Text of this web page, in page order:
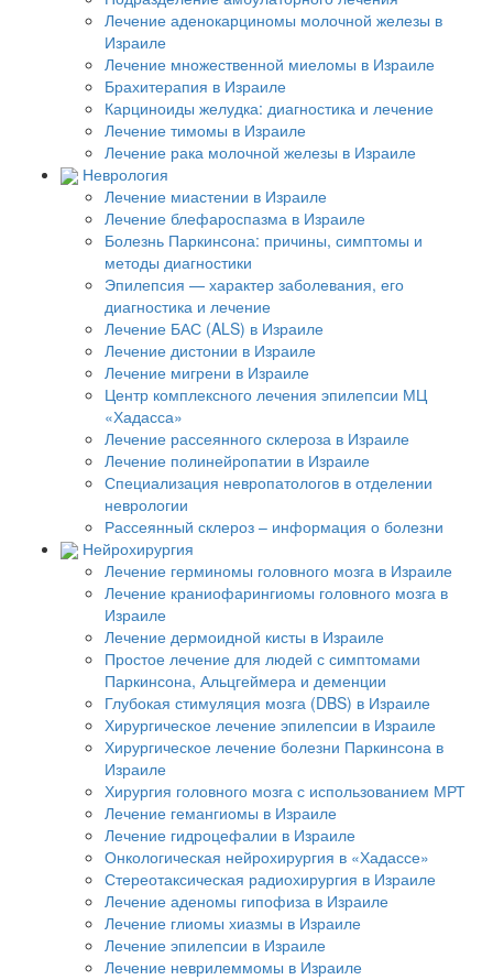
Лечение аденокарциномы молочной железы в
Израиле
Лечение множественной миеломы в Израиле
Брахитерапия в Израиле
Карциноиды желудка: диагностика и лечение
Лечение тимомы в Израиле
Лечение рака молочной железы в Израиле
Неврология
Лечение миастении в Израиле
Лечение блефароспазма в Израиле
Болезнь Паркинсона: причины, симптомы и
методы диагностики
Эпилепсия — характер заболевания, его
диагностика и лечение
Лечение БАС (ALS) в Израиле
Лечение дистонии в Израиле
Лечение мигрени в Израиле
Центр комплексного лечения эпилепсии МЦ
«Хадасса»
Лечение рассеянного склероза в Израиле
Лечение полинейропатии в Израиле
Специализация невропатологов в отделении
неврологии
Рассеянный склероз – информация о болезни
Нейрохирургия
Лечение герминомы головного мозга в Израиле
Лечение краниофарингиомы головного мозга в
Израиле
Лечение дермоидной кисты в Израиле
Простое лечение для людей с симптомами
Паркинсона, Альцгеймера и деменции
Глубокая стимуляция мозга (DBS) в Израиле
Хирургическое лечение эпилепсии в Израиле
Хирургическое лечение болезни Паркинсона в
Израиле
Хирургия головного мозга с использованием МРТ
Лечение гемангиомы в Израиле
Лечение гидроцефалии в Израиле
Онкологическая нейрохирургия в «Хадассе»
Стереотаксическая радиохирургия в Израиле
Лечение аденомы гипофиза в Израиле
Лечение глиомы хиазмы в Израиле
Лечение эпилепсии в Израиле
Лечение неврилеммомы в Израиле